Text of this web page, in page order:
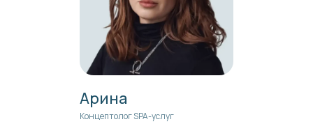
Арина
Концептолог SPA-услуг